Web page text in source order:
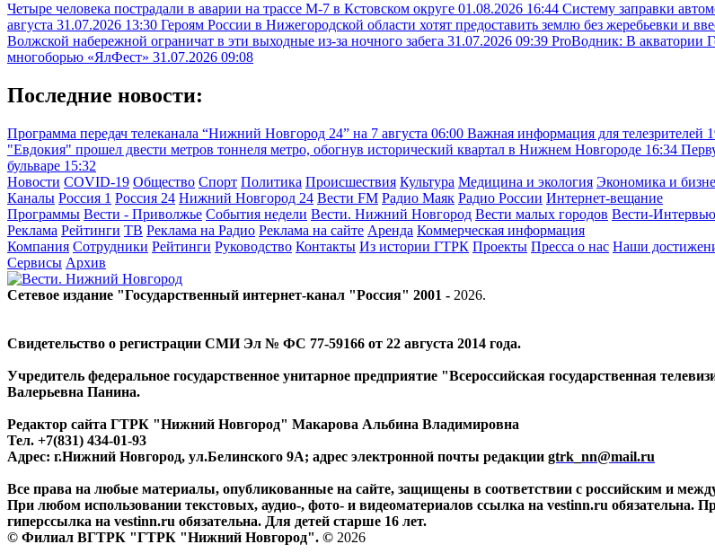
Четыре человека пострадали в аварии на трассе М-7 в Кстовском округе 01.08.2026 16:44 Систему заправки
августа 31.07.2026 13:30 Героям России в Нижегородской области хотят предоставить землю без жеребьевки и
Волжской набережной ограничат в эти выходные из-за ночного забега 31.07.2026 09:39 ProВодник: В акватории
многоборью «ЯлФест» 31.07.2026 09:08
Последние новости:
Программа передач телеканала “Нижний Новгород 24” на 7 августа 06:00 Важная информация для телезрителей
"Евдокия" прошел двести метров тоннеля метро, обогнув исторический квартал в Нижнем Новгороде 16:34
бульваре 15:32
Новости COVID-19 Общество Спорт Политика Происшествия Культура Медицина и экология Экономика и
Каналы Россия 1 Россия 24 Нижний Новгород 24 Вести FM Радио Маяк Радио России Интернет-вещание
Программы Вести - Приволжье События недели Вести. Нижний Новгород Вести малых городов Вести-Интервью
Реклама Рейтинги ТВ Реклама на Радио Реклама на сайте Аренда Коммерческая информация
Компания Сотрудники Рейтинги Руководство Контакты Из истории ГТРК Проекты Пресса о нас Наши
Сервисы Архив
Сетевое издание "Государственный интернет-канал "Россия" 2001 - 2026.
Свидетельство о регистрации СМИ Эл № ФС 77-59166 от 22 августа 2014 года.
Учредитель федеральное государственное унитарное предприятие "Всероссийская государственная
Валерьевна Панина.
Редактор сайта ГТРК "Нижний Новгород" Макарова Альбина Владимировна
Тел. +7(831) 434-01-93
Адрес: г.Нижний Новгород, ул.Белинского 9А; адрес электронной почты редакции gtrk_nn@mail.ru
Все права на любые материалы, опубликованные на сайте, защищены в соответствии с российским и
При любом использовании текстовых, аудио-, фото- и видеоматериалов ссылка на vestinn.ru обязательна.
гиперссылка на vestinn.ru обязательна. Для детей старше 16 лет.
© Филиал ВГТРК "ГТРК "Нижний Новгород". © 2026